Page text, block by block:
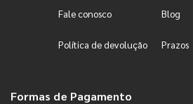
Fale conosco Blog
Política de devolução Prazos
Formas de Pagamento